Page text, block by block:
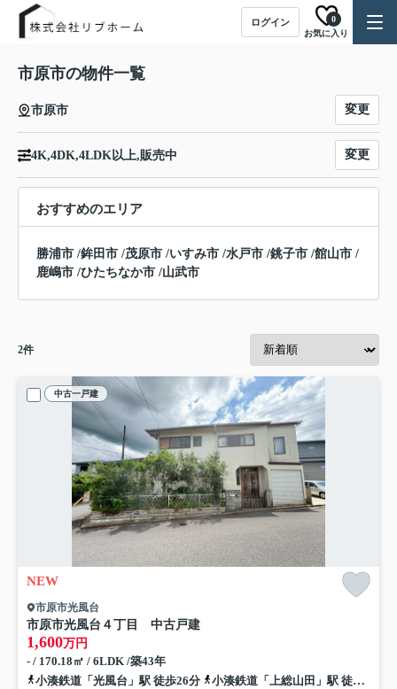
ログイン
お気に入り
0
市原市の物件一覧
市原市 変更
4K,4DK,4LDK以上,販売中 変更
おすすめのエリア
勝浦市 /鉾田市 /茂原市 /いすみ市 /水戸市 /銚子市 /館山市 /
鹿嶋市 /ひたちなか市 /山武市
2件
中古一戸建
NEW
市原市光風台
市原市光風台４丁目 中古戸建
1,600万円
- / 170.18㎡ / 6LDK /築43年
小湊鉄道「光風台」駅 徒歩26分
小湊鉄道「上総山田」駅 徒歩41分